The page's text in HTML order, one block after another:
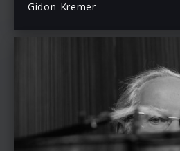
Gidon Kremer